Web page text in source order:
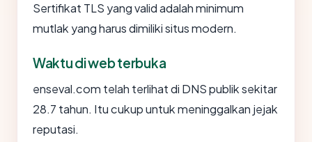
Sertifikat TLS yang valid adalah minimum
mutlak yang harus dimiliki situs modern.
Waktu di web terbuka
enseval.com telah terlihat di DNS publik sekitar
28.7 tahun. Itu cukup untuk meninggalkan jejak
reputasi.